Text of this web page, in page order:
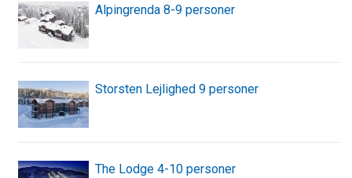
Alpingrenda 8-9 personer
Storsten Lejlighed 9 personer
The Lodge 4-10 personer